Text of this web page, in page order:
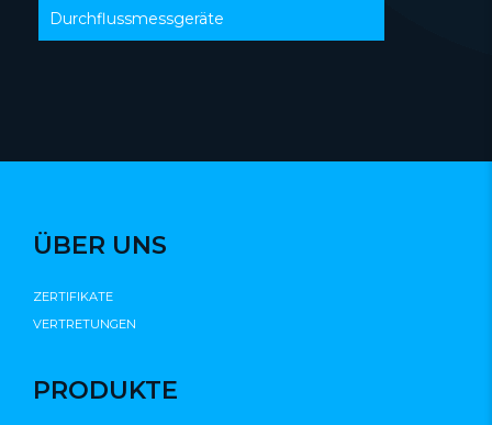
Durchflussmessgeräte
ÜBER UNS
ZERTIFIKATE
VERTRETUNGEN
PRODUKTE